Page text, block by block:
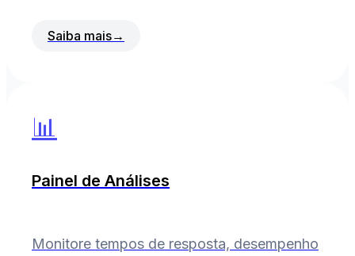
Saiba mais→
📊
Painel de Análises
Monitore tempos de resposta, desempenho